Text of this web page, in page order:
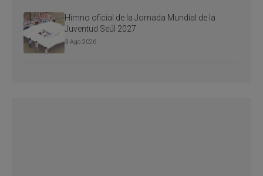
Himno oficial de la Jornada Mundial de la
Juventud Seúl 2027
3 Ago 2026